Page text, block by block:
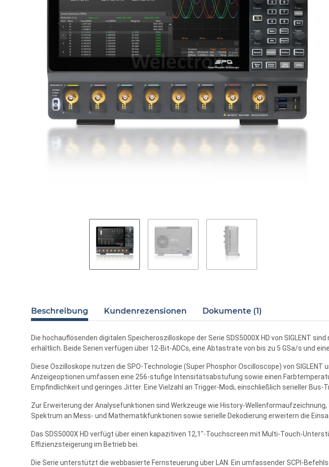
Beschreibung Kundenrezensionen Dokumente (1)
Die hochauflösenden digitalen Speicheroszilloskope der Serie SDS5000X HD von SIGLENT
erhältlich. Beide Serien verfügen über 12-Bit-ADCs, eine Abtastrate von bis zu 5 GSa/s und
Diese Oszilloskope nutzen die SPO-Technologie (Super Phosphor Oscilloscope) von
Anzeigeoptionen umfassen eine 256-stufige Intensitätsabstufung sowie einen
Empfindlichkeit und geringes Jitter. Eine Vielzahl an Trigger-Modi, einschließlich serieller Bus-
Zur Erweiterung der Analysefunktionen sind Werkzeuge wie History-
Spektrum an Mess- und Mathematikfunktionen sowie serielle Dekodierung erweitern die
Das SDS5000X HD verfügt über einen kapazitiven 12,1"-Touchscreen mit Multi-Touch-
Effizienzsteigerung im Betrieb bei.
Die Serie unterstützt die webbasierte Fernsteuerung über LAN. Ein umfassender SCPI-